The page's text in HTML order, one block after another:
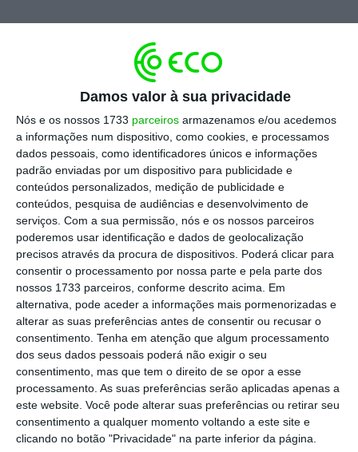
Damos valor à sua privacidade
Nós e os nossos 1733 parceiros armazenamos e/ou acedemos
a informações num dispositivo, como cookies, e processamos
dados pessoais, como identificadores únicos e informações
padrão enviadas por um dispositivo para publicidade e
conteúdos personalizados, medição de publicidade e
conteúdos, pesquisa de audiências e desenvolvimento de
serviços. Com a sua permissão, nós e os nossos parceiros
poderemos usar identificação e dados de geolocalização
precisos através da procura de dispositivos. Poderá clicar para
consentir o processamento por nossa parte e pela parte dos
nossos 1733 parceiros, conforme descrito acima. Em
alternativa, pode aceder a informações mais pormenorizadas e
alterar as suas preferências antes de consentir ou recusar o
consentimento. Tenha em atenção que algum processamento
dos seus dados pessoais poderá não exigir o seu
consentimento, mas que tem o direito de se opor a esse
processamento. As suas preferências serão aplicadas apenas a
este website. Você pode alterar suas preferências ou retirar seu
consentimento a qualquer momento voltando a este site e
clicando no botão "Privacidade" na parte inferior da página.
https://eco.sapo.pt/quote/francisco-calheiros-2016-09-27-a-contratacao-a-termo-e-absolutamente-indispensavel-para-fazer-frente-8/ Copiar
Assine o ECO Premium
No momento em que a informação é
mais importante do que nunca, apoie
o jornalismo independente e rigoroso.
De que forma? Assine o ECO Premium e
tenha acesso a notícias exclusivas, à
opinião que conta, às reportagens e
especiais que mostram o outro lado da
história.
Esta assinatura é uma forma de apoiar